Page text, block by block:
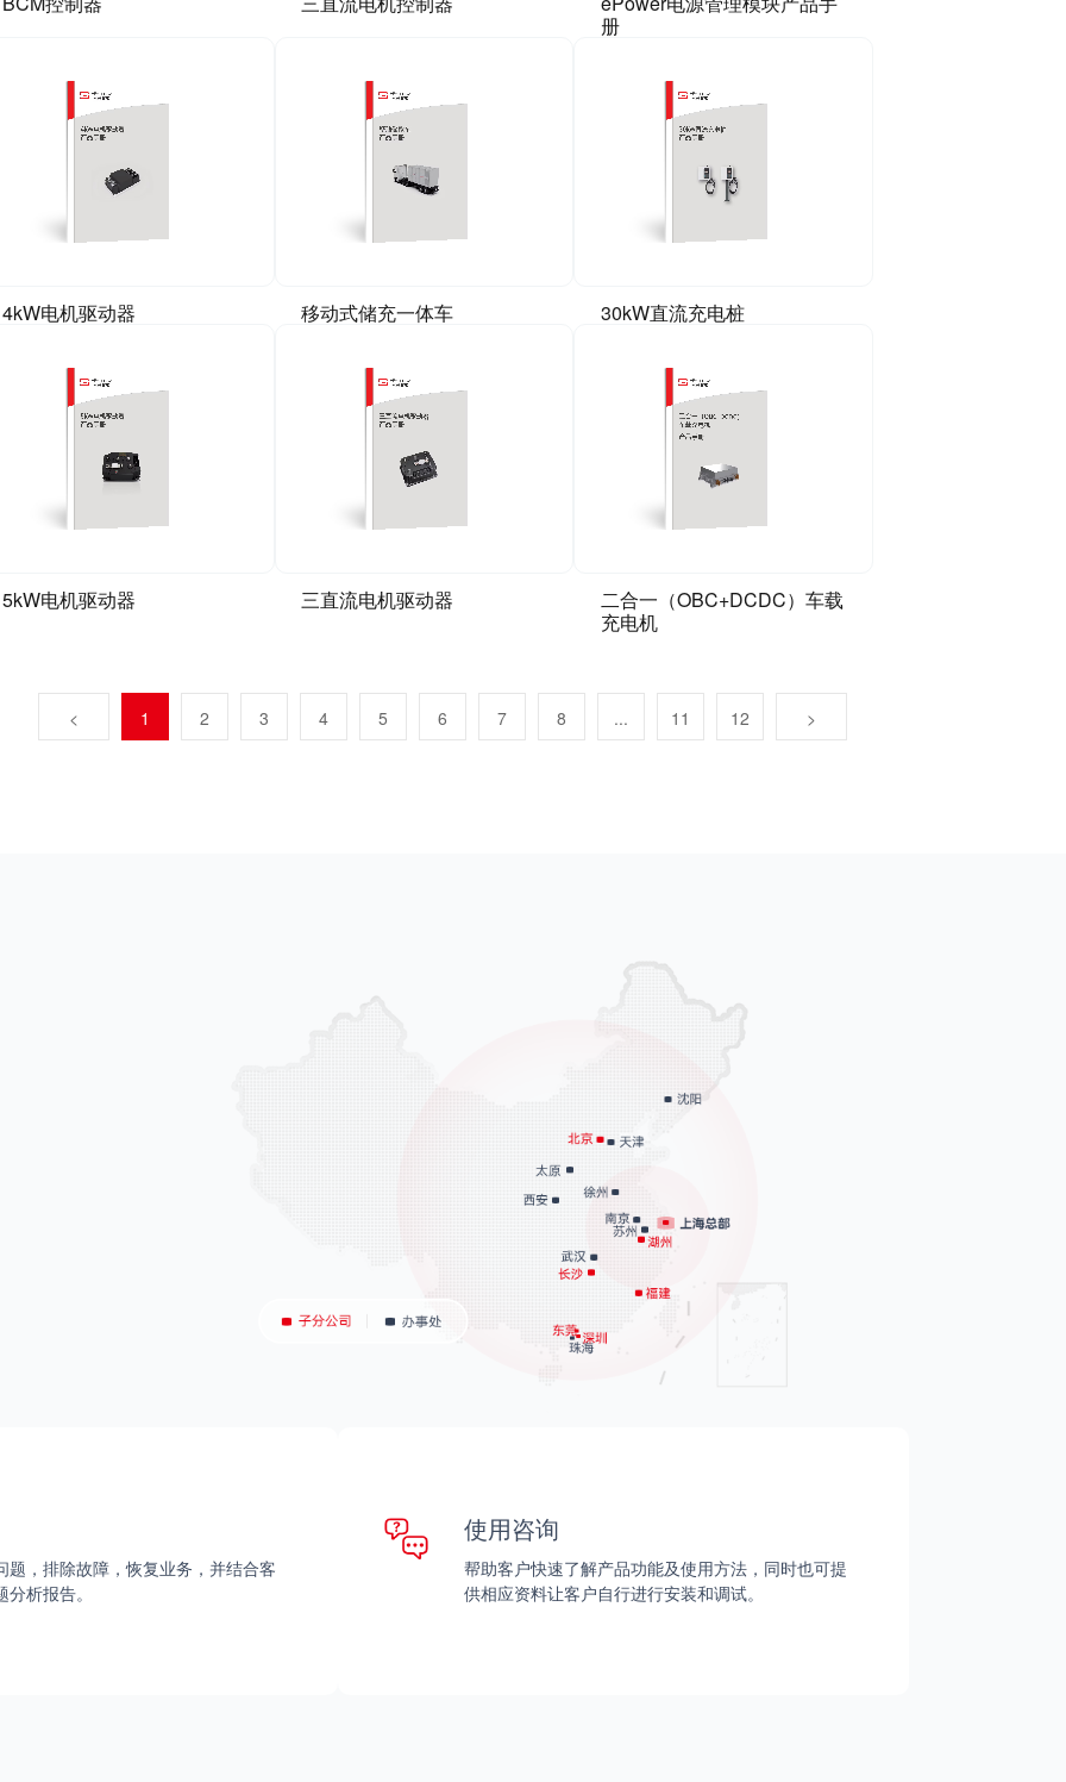
册
4kW电机驱动器 移动式储充一体车 30kW直流充电桩
5kW电机驱动器 三直流电机驱动器
二合一（OBC+DCDC）车载
充电机
< 1 2 3 4 5 6 7 8 ... 11 12 >
题，排除故障，恢复业务，并结合客
析报告。
使用咨询
帮助客户快速了解产品功能及使用方法，同时也可提
供相应资料让客户自行进行安装和调试。